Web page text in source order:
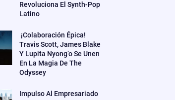
Revoluciona El Synth-Pop
Latino
¡Colaboración Épica!
Travis Scott, James Blake
Y Lupita Nyong’o Se Unen
En La Magia De The
Odyssey
Impulso Al Empresariado